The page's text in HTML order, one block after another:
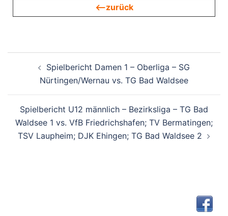
<—zurück
Spielbericht Damen 1 – Oberliga – SG
Nürtingen/Wernau vs. TG Bad Waldsee
Spielbericht U12 männlich – Bezirksliga – TG Bad
Waldsee 1 vs. VfB Friedrichshafen; TV Bermatingen;
TSV Laupheim; DJK Ehingen; TG Bad Waldsee 2